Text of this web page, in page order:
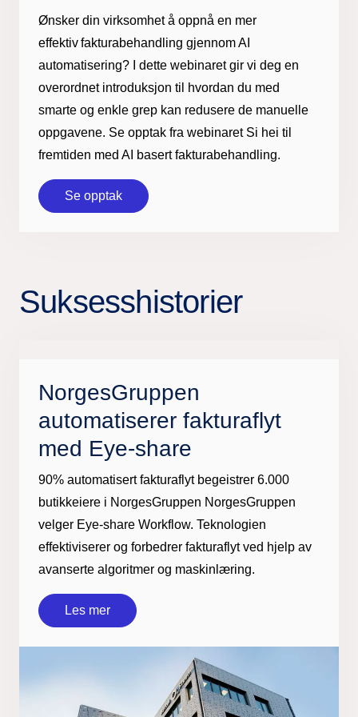
Ønsker din virksomhet å oppnå en mer
effektiv fakturabehandling gjennom AI
automatisering? I dette webinaret gir vi deg en
overordnet introduksjon til hvordan du med
smarte og enkle grep kan redusere de manuelle
oppgavene. Se opptak fra webinaret Si hei til
fremtiden med AI basert fakturabehandling.
Se opptak
Suksesshistorier
NorgesGruppen
automatiserer fakturaflyt
med Eye-share
90% automatisert fakturaflyt begeistrer 6.000
butikkeiere i NorgesGruppen NorgesGruppen
velger Eye-share Workflow. Teknologien
effektiviserer og forbedrer fakturaflyt ved hjelp av
avanserte algoritmer og maskinlæring.
Les mer